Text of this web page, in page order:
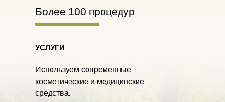
Более 100 процедур
УСЛУГИ
Используем современные
косметические и медицинские
средства.